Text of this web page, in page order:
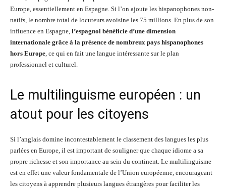
Europe, essentiellement en Espagne. Si l’on ajoute les hispanophones non-
natifs, le nombre total de locuteurs avoisine les 75 millions. En plus de son
influence en Espagne, l’espagnol bénéficie d’une dimension
internationale grâce à la présence de nombreux pays hispanophones
hors Europe, ce qui en fait une langue intéressante sur le plan
professionnel et culturel.
Le multilinguisme européen : un
atout pour les citoyens
Si l’anglais domine incontestablement le classement des langues les plus
parlées en Europe, il est important de souligner que chaque idiome a sa
propre richesse et son importance au sein du continent. Le multilinguisme
est en effet une valeur fondamentale de l’Union européenne, encourageant
les citoyens à apprendre plusieurs langues étrangères pour faciliter les